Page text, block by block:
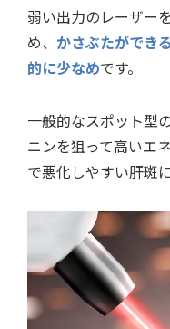
弱い出力のレーザー
め、 かさぶたができ
的に少なめです。
一般的なスポット型
ニンを狙って高いエ
で悪化しやすい肝斑